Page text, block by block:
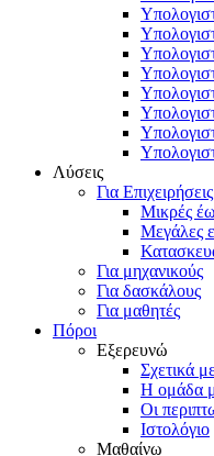
Λύσεις
Για Επιχειρήσεις
Μικρές
Μεγάλες
Για μηχανικούς
Για δασκάλους
Για μαθητές
Πόροι
Εξερευνώ
Σχετικά
Η ομάδα
Οι
Ιστολόγιο
Μαθαίνω